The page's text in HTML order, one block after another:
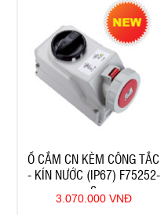
Ổ CẮM CN KÈM CÔNG TẮC
- KÍN NƯỚC (IP67) F75252-
6
3.070.000 VNĐ